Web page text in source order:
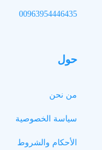
00963954446435
حول
من نحن
سياسة الخصوصية
الأحكام والشروط